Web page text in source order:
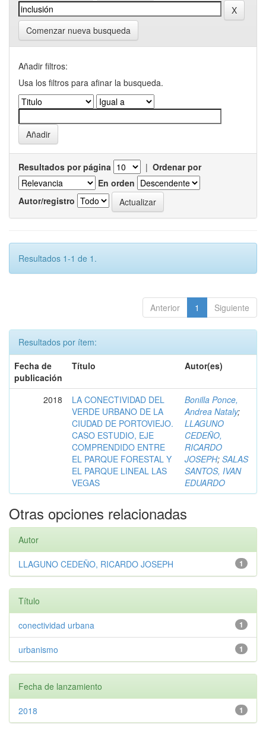
Comenzar nueva busqueda
Añadir filtros:
Usa los filtros para afinar la busqueda.
Resultados por página | Ordenar por
En orden
Autor/registro
Resultados 1-1 de 1.
Anterior 1 Siguiente
Resultados por ítem:
Fecha de
publicación
Título Autor(es)
2018
LA CONECTIVIDAD DEL
VERDE URBANO DE LA
CIUDAD DE PORTOVIEJO.
CASO ESTUDIO, EJE
COMPRENDIDO ENTRE
EL PARQUE FORESTAL Y
EL PARQUE LINEAL LAS
VEGAS
Bonilla Ponce,
Andrea Nataly;
LLAGUNO
CEDEÑO,
RICARDO
JOSEPH; SALAS
SANTOS, IVAN
EDUARDO
Otras opciones relacionadas
Autor
1
LLAGUNO CEDEÑO, RICARDO JOSEPH
Título
1
conectividad urbana
1
urbanismo
Fecha de lanzamiento
1
2018